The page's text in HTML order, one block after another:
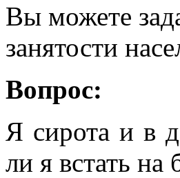
Вы можете
занятости
Вопрос:
Я сирота и в
ли я встать на